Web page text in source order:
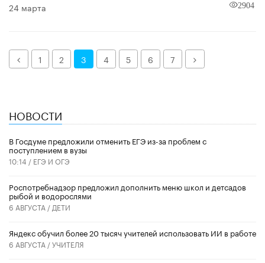
24 марта 2904
Назад1 2 3 4 5 6 7 Далее
НОВОСТИ
В Госдуме предложили отменить ЕГЭ из-за проблем с
поступлением в вузы
10:14 / ЕГЭ И ОГЭ
Роспотребнадзор предложил дополнить меню школ и детсадов
рыбой и водорослями
6 АВГУСТА / ДЕТИ
​Яндекс обучил более 20 тысяч учителей использовать ИИ в работе
6 АВГУСТА /УЧИТЕЛЯ